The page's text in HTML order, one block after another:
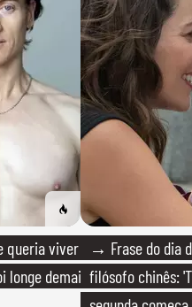
queria viver
demais
→ Frase do dia
filósofo chinês: